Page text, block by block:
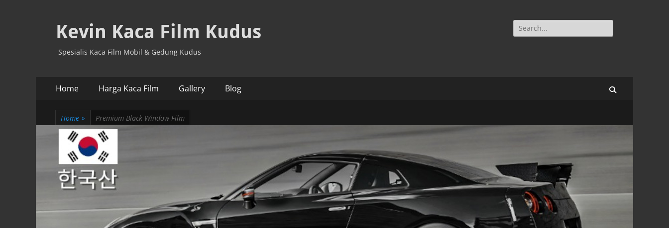
Kevin Kaca Film Kudus
Spesialis Kaca Film Mobil & Gedung Kudus
Search
for:
Primary
Home Harga Kaca Film Gallery Blog
Home » Premium Black Window Film